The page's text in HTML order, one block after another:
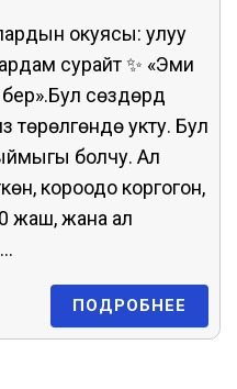
окуясы: улуу
жардам сурайт ✨ «Эми
сөздөрдү
укту. Бул
болчу. Ал
короодо коргогон,
20 жаш, жана ал
ПОДРОБНЕЕ